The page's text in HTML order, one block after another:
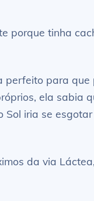
porque tinha
perfeito para que
ela sabia
Sol iria se
da via